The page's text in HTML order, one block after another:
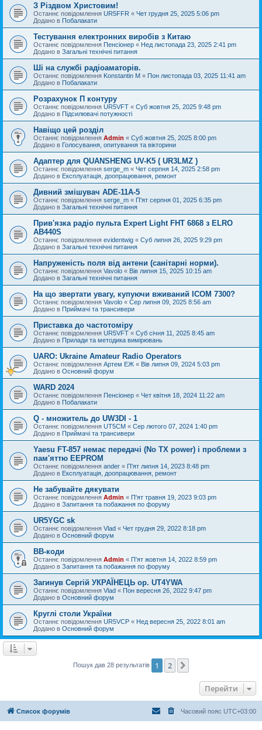
З Різдвом Христовим!
Останнє повідомлення UR5FFR « Чет грудня 25, 2025 5:06 pm
Додано в Побалакати
Тестування електронних виробів з Китаю
Останнє повідомлення Пенсіонер « Нед листопада 23, 2025 2:41 pm
Додано в Загальні технічні питання
Ші на службі радіоаматорів.
Останнє повідомлення Konstantin M « Пон листопада 03, 2025 11:41 am
Додано в Побалакати
Розрахунок П контуру
Останнє повідомлення UR5VFT « Суб жовтня 25, 2025 9:48 pm
Додано в Підсилювачі потужності
Навіщо цей розділ
Останнє повідомлення Admin « Суб жовтня 25, 2025 8:00 pm
Додано в Голосування, опитування та вікторини
Адаптер для QUANSHENG UV-K5 ( UR3LMZ )
Останнє повідомлення serge_m « Чет серпня 14, 2025 2:58 pm
Додано в Експлуатація, доопрацювання, ремонт
Дивний змішувач ADE-11A-5
Останнє повідомлення serge_m « П'ят серпня 01, 2025 6:35 pm
Додано в Загальні технічні питання
Прив'язка радіо пульта Expert Light FHT 6868 з ELRO
AB440S
Останнє повідомлення evidentwig « Суб липня 26, 2025 9:29 pm
Додано в Загальні технічні питання
Напруженість поля від антени (санітарні норми).
Останнє повідомлення Vavolo « Вів липня 15, 2025 10:15 am
Додано в Загальні технічні питання
На що звертати увагу, купуючи вживаний ICOM 7300?
Останнє повідомлення Vavolo « Сер липня 09, 2025 8:56 am
Додано в Приймачі та трансивери
Приставка до частотоміру
Останнє повідомлення UR5VFT « Суб січня 11, 2025 8:45 am
Додано в Прилади та методика вимірювань
UARO: Ukraine Аmateur Radio Operators
Останнє повідомлення Артем ЕЖ « Вів липня 09, 2024 5:03 pm
Додано в Основний форум
WARD 2024
Останнє повідомлення Пенсіонер « Чет квітня 18, 2024 11:22 am
Додано в Побалакати
Q - множитель до UW3DI - 1
Останнє повідомлення UT5CM « Сер лютого 07, 2024 1:40 pm
Додано в Приймачі та трансивери
Yaesu FT-857 немає передачі (No TX power) і проблеми з
пам'яттю EEPROM
Останнє повідомлення ander « П'ят липня 14, 2023 8:48 pm
Додано в Експлуатація, доопрацювання, ремонт
Не забувайте дякувати
Останнє повідомлення Admin « П'ят травня 19, 2023 9:03 pm
Додано в Запитання та побажання по форуму
UR5YGC sk
Останнє повідомлення Vlad « Чет грудня 29, 2022 8:18 pm
Додано в Основний форум
BB-коди
Останнє повідомлення Admin « П'ят жовтня 14, 2022 8:59 pm
Додано в Запитання та побажання по форуму
Загинув Сергій УКРАЇНЕЦЬ op. UT4YWA
Останнє повідомлення Vlad « Пон вересня 26, 2022 9:47 pm
Додано в Основний форум
Круглі столи України
Останнє повідомлення UR5VCP « Нед вересня 25, 2022 8:01 am
Додано в Основний форум
Пошук дав 28 результатів 1 2
Перейти
Список форумів Часовий пояс UTC+03:00